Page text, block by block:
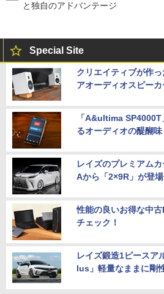
と独自のアドバンテージ
Special Site
クリエイティブが作
アオーディオスピーカ
「A&ultima
るオーディオの醍醐味
レイズのプレミアム
Aから「2×9R」が登場
性能の良いお得な中
チェック！
レイズ鍛造1ピースア
lus」軽量なままに剛